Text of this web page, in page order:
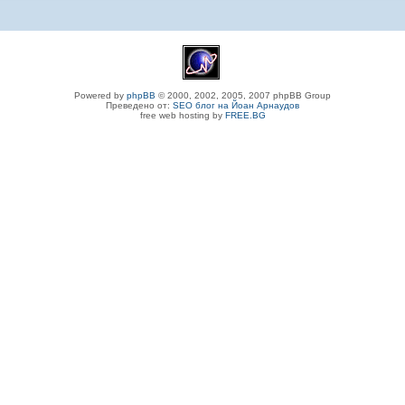
Powered by phpBB © 2000, 2002, 2005, 2007 phpBB Group
Преведено от: SEO блог на Йоан Арнаудов
free web hosting by FREE.BG